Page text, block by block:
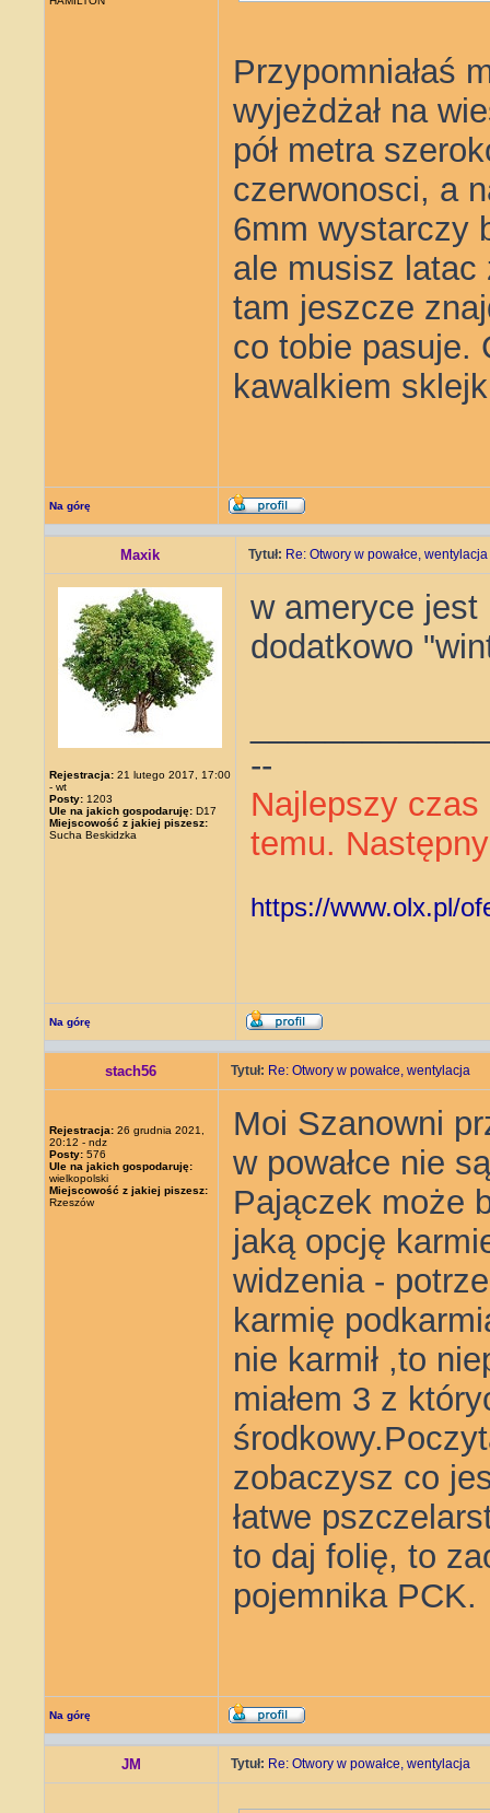
Przypomniałaś
wyjeżdżał na
pół metra
czerwonosci, a
6mm wystarczy
ale musisz latac
tam jeszcze
co tobie pasuje.
kawalkiem
Na górę
Maxik Tytuł: Re: Otwory w powałce, wentylacja
Rejestracja: 21 lutego 2017, 17:00
- wt
Posty: 1203
Ule na jakich gospodaruję: D17
Miejscowość z jakiej piszesz:
Sucha Beskidzka
w ameryce
dodatkowo
--
Najlepszy czas
temu.
https://www.olx.pl/
Na górę
stach56 Tytuł: Re: Otwory w powałce, wentylacja
Rejestracja: 26 grudnia 2021,
20:12 - ndz
Posty: 576
Ule na jakich gospodaruję:
wielkopolski
Miejscowość z jakiej piszesz:
Rzeszów
Moi Szanowni
w powałce nie
Pajączek może
jaką opcję
widzenia -
karmię
nie karmił ,to
miałem 3 z
zobaczysz co
łatwe
to daj folię, to
pojemnika PCK.
Na górę
JM Tytuł: Re: Otwory w powałce, wentylacja